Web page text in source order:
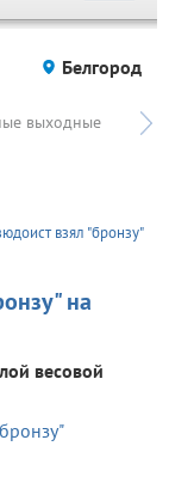
Белгород
выходные
взял "бронзу"
на
весовой